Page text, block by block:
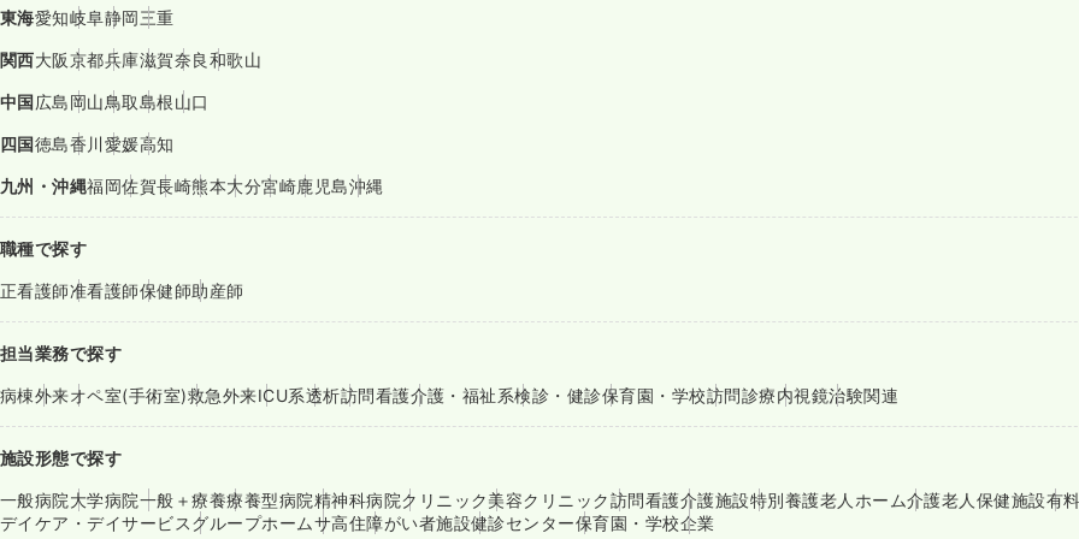
東海愛知岐阜静岡三重
関西大阪京都兵庫滋賀奈良和歌山
中国広島岡山鳥取島根山口
四国徳島香川愛媛高知
九州・沖縄福岡佐賀長崎熊本大分宮崎鹿児島沖縄
職種で探す
正看護師准看護師保健師助産師
担当業務で探す
病棟外来オペ室(手術室)救急外来ICU系透析訪問看護介護・福祉系検診・健診保育園・学校訪問診療内視鏡治験関連
施設形態で探す
一般病院大学病院一般＋療養療養型病院精神科病院クリニック美容クリニック訪問看護介護施設特別養護老人ホーム介護老人保健施設有
デイケア・デイサービスグループホームサ高住障がい者施設健診センター保育園・学校企業